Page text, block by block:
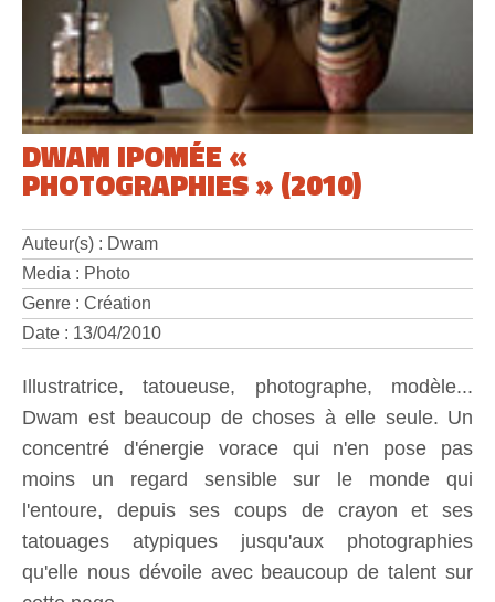
DWAM IPOMÉE «
PHOTOGRAPHIES » (2010)
Auteur(s) : Dwam
Media : Photo
Genre : Création
Date : 13/04/2010
Illustratrice, tatoueuse, photographe, modèle...
Dwam est beaucoup de choses à elle seule. Un
concentré d'énergie vorace qui n'en pose pas
moins un regard sensible sur le monde qui
l'entoure, depuis ses coups de crayon et ses
tatouages atypiques jusqu'aux photographies
qu'elle nous dévoile avec beaucoup de talent sur